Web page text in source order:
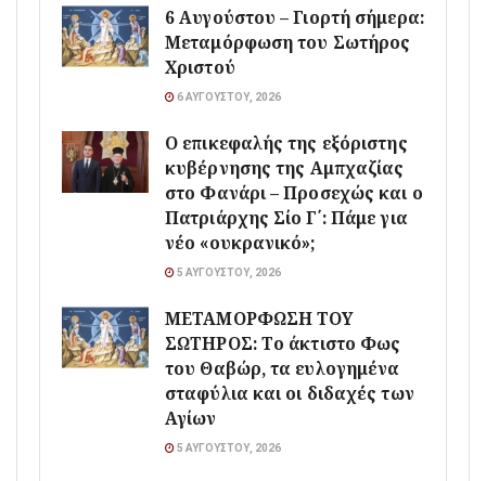
6 Αυγούστου – Γιορτή σήμερα:
Μεταμόρφωση του Σωτήρος
Χριστού
6 ΑΥΓΟΎΣΤΟΥ, 2026
Ο επικεφαλής της εξόριστης
κυβέρνησης της Αμπχαζίας
στο Φανάρι – Προσεχώς και ο
Πατριάρχης Σίο Γ΄: Πάμε για
νέο «ουκρανικό»;
5 ΑΥΓΟΎΣΤΟΥ, 2026
ΜΕΤΑΜΟΡΦΩΣΗ ΤΟΥ
ΣΩΤΗΡΟΣ: Το άκτιστο Φως
του Θαβώρ, τα ευλογημένα
σταφύλια και οι διδαχές των
Αγίων
5 ΑΥΓΟΎΣΤΟΥ, 2026